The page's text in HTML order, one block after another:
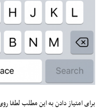
برای امتیاز دادن به این مطلب لطفا